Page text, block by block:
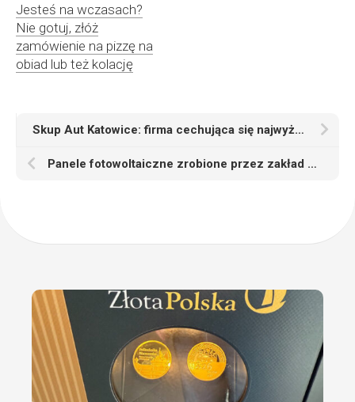
Jesteś na wczasach?
Nie gotuj, złóż
zamówienie na pizzę na
obiad lub też kolację
Skup Aut Katowice: firma cechująca się najwyższymi standardami pracowniczymi od dawna
Panele fotowoltaiczne zrobione przez zakład z województwa małopolskiego